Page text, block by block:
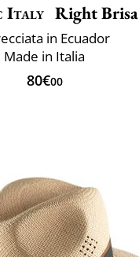
Italy Right Brisa
in Ecuador
Made in Italia
80€00